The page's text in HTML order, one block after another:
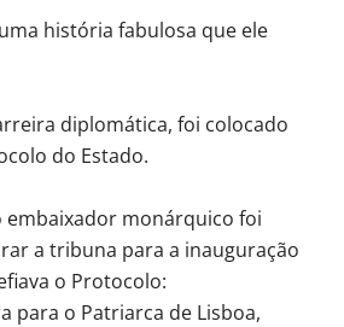
história fabulosa que ele
diplomática, foi colocado
do Estado.
embaixador monárquico foi
a tribuna para a inauguração
o Protocolo:
para o Patriarca de Lisboa,